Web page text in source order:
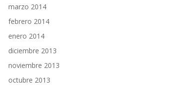
marzo 2014
febrero 2014
enero 2014
diciembre 2013
noviembre 2013
octubre 2013